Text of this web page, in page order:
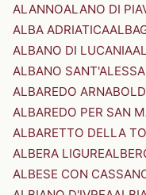
ALANNOALANO DI
ALBA ADRIATICA
ALBANO DI LUCANIA
ALBANO
ALBAREDO
ALBAREDO PER SAN
ALBARETTO DELLA
ALBERA LIGURE
ALBESE CON